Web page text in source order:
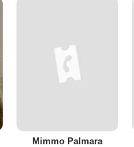
Mimmo Palmara